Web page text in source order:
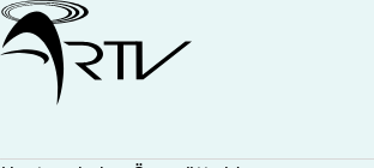
Ålands Radio & TV